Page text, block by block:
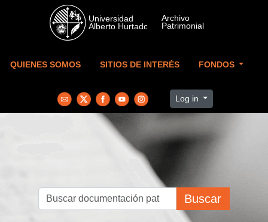
Skip to main content
QUIENES SOMOS SITIOS DE INTERÉS FONDOS
Log in
Buscar